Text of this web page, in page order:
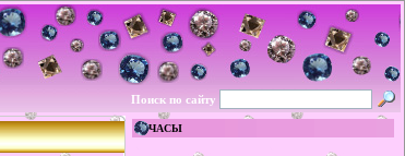
Поиск по сайту
ЧАСЫ